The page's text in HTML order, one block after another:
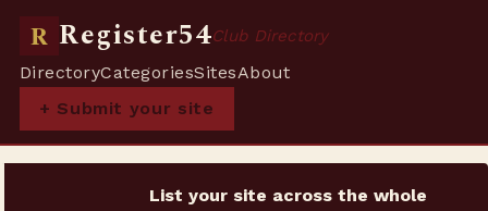
R Register54Club Directory
DirectoryCategoriesSitesAbout
+ Submit your site
List your site across the whole